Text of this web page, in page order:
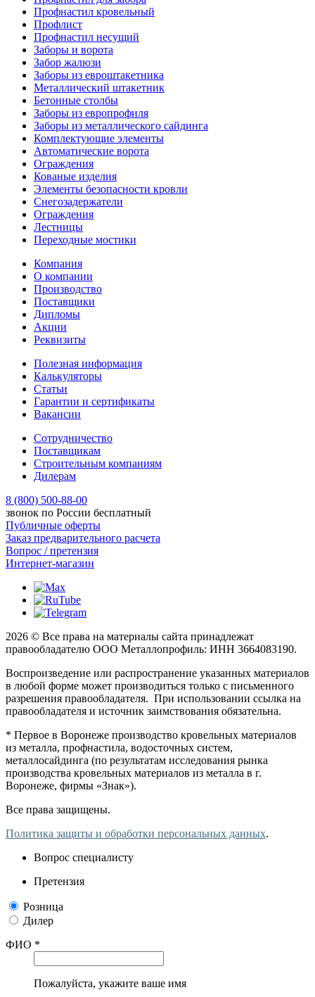
Профнастил кровельный
Профлист
Профнастил несущий
Заборы и ворота
Забор жалюзи
Заборы из евроштакетника
Металлический штакетник
Бетонные столбы
Заборы из европрофиля
Заборы из металлического сайдинга
Комплектующие элементы
Автоматические ворота
Ограждения
Кованые изделия
Элементы безопасности кровли
Снегозадержатели
Ограждения
Лестницы
Переходные мостики
Компания
О компании
Производство
Поставщики
Дипломы
Акции
Реквизиты
Полезная информация
Калькуляторы
Статьи
Гарантии и сертификаты
Вакансии
Сотрудничество
Поставщикам
Строительным компаниям
Дилерам
8 (800) 500-88-00
звонок по России бесплатный
Публичные оферты
Заказ предварительного расчета
Вопрос / претензия
Интернет-магазин
2026 © Все права на материалы сайта принадлежат
правообладателю ООО Металлопрофиль: ИНН 3664083190.
Воспроизведение или распространение указанных материалов
в любой форме может производиться только с письменного
разрешения правообладателя. При использовании ссылка на
правообладателя и источник заимствования обязательна.
* Первое в Воронеже производство кровельных материалов
из металла, профнастила, водосточных систем,
металлосайдинга (по результатам исследования рынка
производства кровельных материалов из металла в г.
Воронеже, фирмы «Знак»).
Все права защищены.
Политика защиты и обработки персональных данных.
Вопрос специалисту
Претензия
Розница
Дилер
ФИО *
Пожалуйста, укажите ваше имя